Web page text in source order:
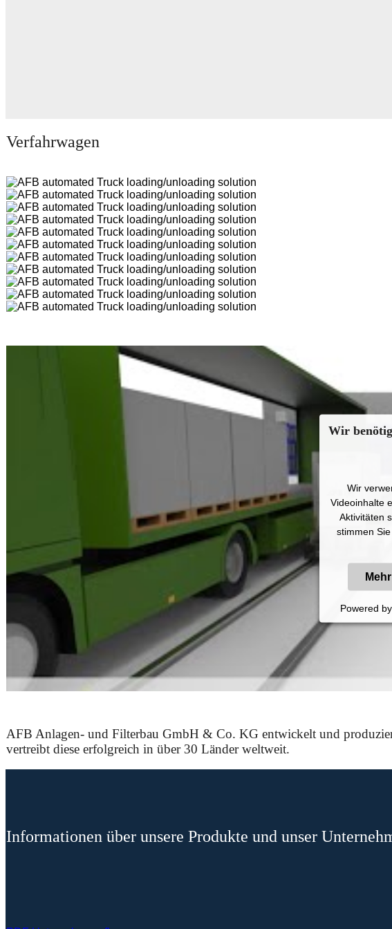
Verfahrwagen
Wir
Wir
Videoinhalte
Aktivitäten
stimmen
Powered by
AFB Anlagen- und Filterbau GmbH & Co. KG entwickelt und
vertreibt diese erfolgreich in über 30 Länder weltweit.
Informationen über unsere Produkte und unser